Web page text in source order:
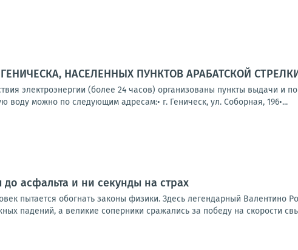
НАСЕЛЕННЫХ ПУНКТОВ АРАБАТСКОЙ
электроэнергии (более 24 часов) организованы пункты выдачи и
воду можно по следующим адресам:• г. Геническ, ул. Соборная, 196•...
асфальта и ни секунды на страх
пытается обогнать законы физики. Здесь легендарный Валентино
падений, а великие соперники сражались за победу на скорости